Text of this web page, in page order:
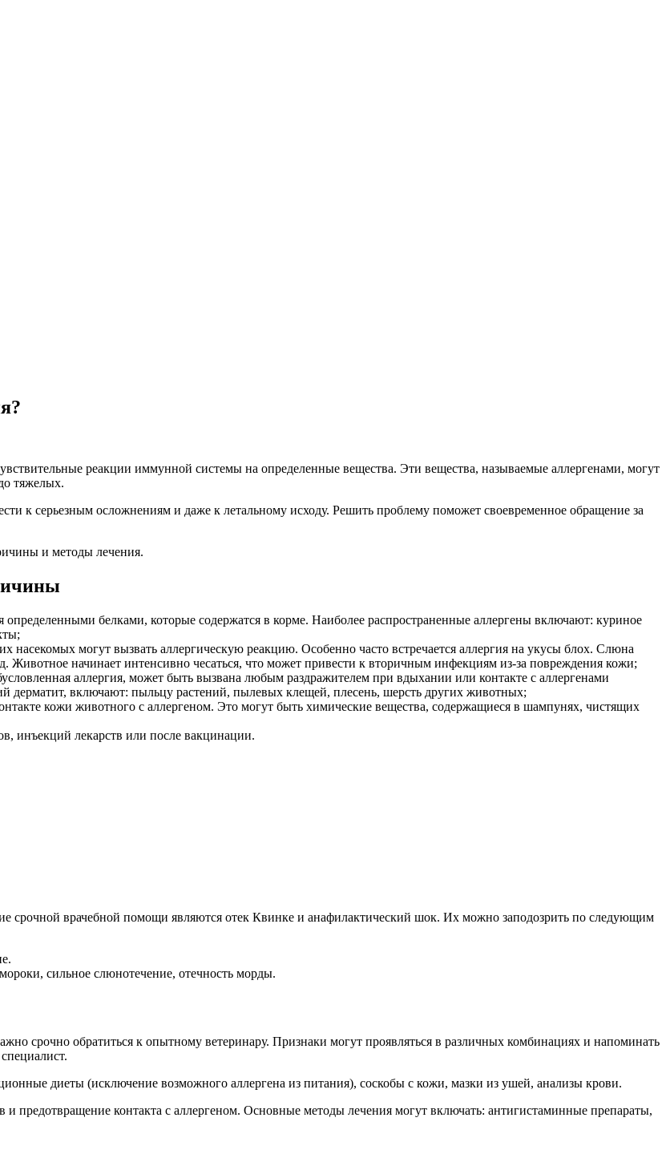
реакции иммунной системы на определенные вещества. Эти вещества, называемые аллергенами, могут
тяжелых.
к серьезным осложнениям и даже к летальному исходу. Решить проблему поможет своевременное обращение за
и методы лечения.
белками, которые содержатся в корме. Наиболее распространенные аллергены включают: куриное
насекомых могут вызвать аллергическую реакцию. Особенно часто встречается аллергия на укусы блох. Слюна
Животное начинает интенсивно чесаться, что может привести к вторичным инфекциям из-за повреждения кожи;
аллергия, может быть вызвана любым раздражителем при вдыхании или контакте с аллергенами
дерматит, включают: пыльцу растений, пылевых клещей, плесень, шерсть других животных;
кожи животного с аллергеном. Это могут быть химические вещества, содержащиеся в шампунях, чистящих
инъекций лекарств или после вакцинации.
срочной врачебной помощи являются отек Квинке и анафилактический шок. Их можно заподозрить по следующим
сильное слюнотечение, отечность морды.
срочно обратиться к опытному ветеринару. Признаки могут проявляться в различных комбинациях и напоминать
диеты (исключение возможного аллергена из питания), соскобы с кожи, мазки из ушей, анализы крови.
и предотвращение контакта с аллергеном. Основные методы лечения могут включать: антигистаминные препараты,